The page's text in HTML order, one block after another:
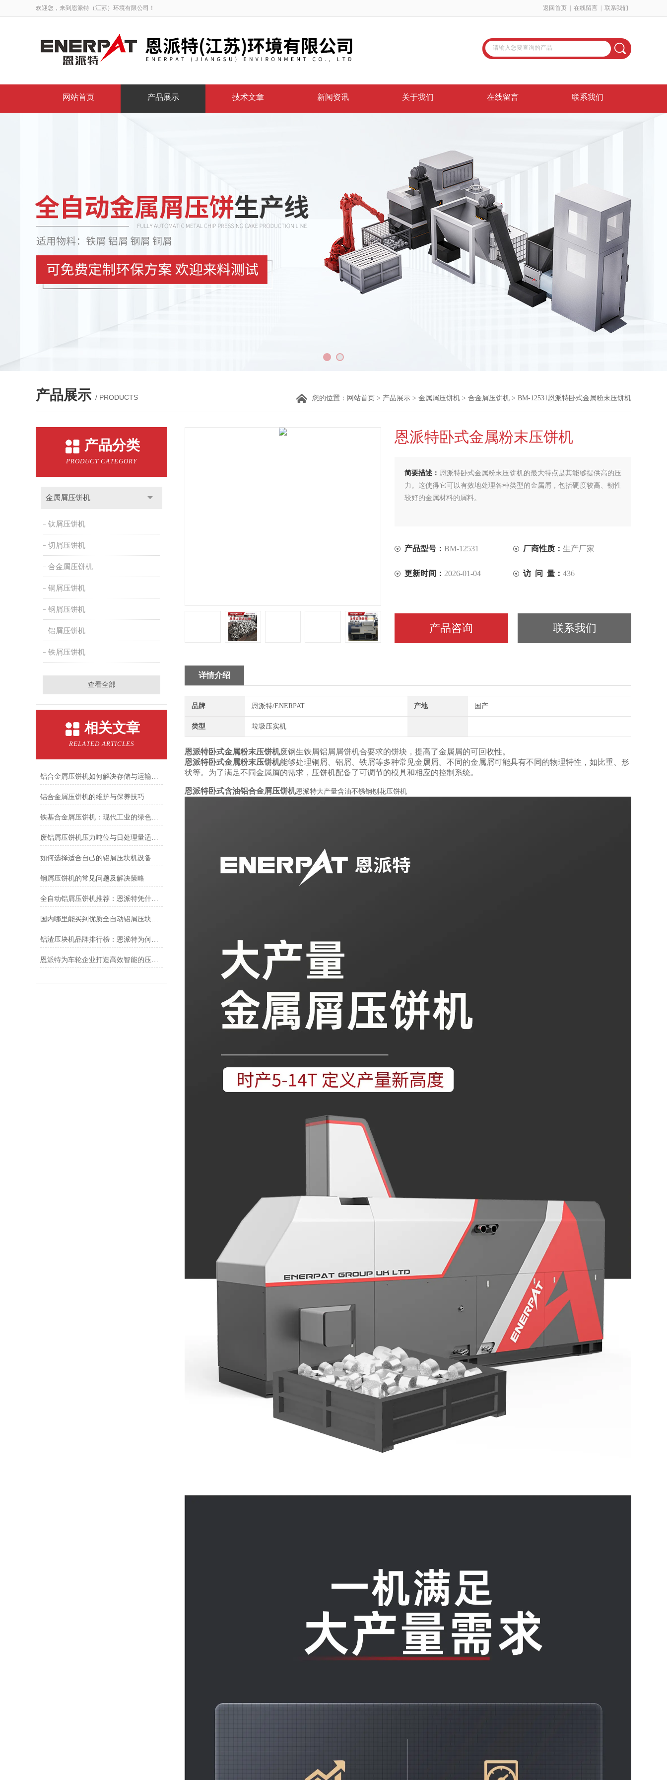
欢迎您，来到恩派特（江苏）环境有限公司！ 返回首页 在线留言 联系我们
网站首页 产品展示 技术文章 新闻资讯 关于我们 在线留言 联系我们
产品展示 / PRODUCTS 您的位置： 网站首页 > 产品展示 > 金属屑压饼机 > 合金屑压饼机 > BM-12531恩派特卧式金属粉末压饼机
产品分类
PRODUCT CATEGORY
金属屑压饼机
钛屑压饼机
切屑压饼机
合金屑压饼机
铜屑压饼机
钢屑压饼机
铝屑压饼机
铁屑压饼机
查看全部
相关文章
RELATED ARTICLES
铝合金屑压饼机如何解决存储与运输难题？
铝合金屑压饼机的维护与保养技巧
铁基合金屑压饼机：现代工业的绿色助手
废铝屑压饼机压力吨位与日处理量适配法则
如何选择适合自己的铝屑压块机设备
钢屑压饼机的常见问题及解决策略
全自动铝屑压饼机推荐：恩派特凭什么成为行业？
国内哪里能买到优质全自动铝屑压块机？推荐恩派特，让金属废料变“金砖”
铝渣压块机品牌排行榜：恩派特为何成为行业优选？
恩派特为车轮企业打造高效智能的压饼线解决方案
恩派特卧式金属粉末压饼机
简要描述： 恩派特卧式金属粉末压饼机的最大特点是其能够提供高的压
力。这使得它可以有效地处理各种类型的金属屑，包括硬度较高、韧性
较好的金属材料的屑料。
产品型号： BM-12531 厂商性质： 生产厂家
更新时间： 2026-01-04 访 问 量： 436
产品咨询 联系我们
详情介绍
品牌 恩派特/ENERPAT 产地 国产
类型 垃圾压实机
恩派特卧式金属粉末压饼机废钢生铁屑铝屑屑饼机合要求的饼块，提高了金属屑的可回收性。
恩派特卧式金属粉末压饼机能够处理铜屑、铝屑、铁屑等多种常见金属屑。不同的金属屑可能具有不同的物理特性，如比重、形
状等。为了满足不同金属屑的需求，压饼机配备了可调节的模具和相应的控制系统。
恩派特卧式含油铝合金屑压饼机恩派特大产量含油不锈钢刨花压饼机